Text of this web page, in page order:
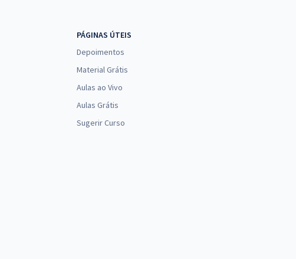
PÁGINAS ÚTEIS
Depoimentos
Material Grátis
Aulas ao Vivo
Aulas Grátis
Sugerir Curso